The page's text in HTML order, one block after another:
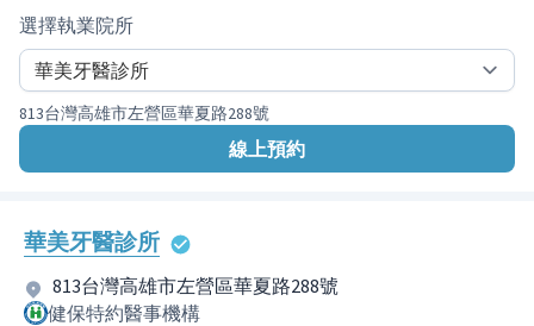
選擇執業院所
813台灣高雄市左營區華夏路288號
線上預約
華美牙醫診所
813台灣高雄市左營區華夏路288號
健保特約醫事機構